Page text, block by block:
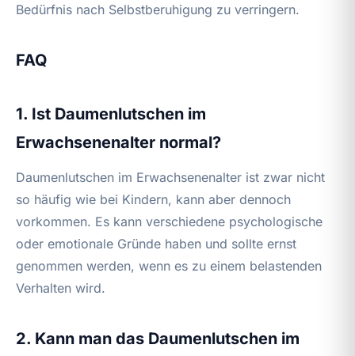
Bedürfnis nach Selbstberuhigung zu verringern.
FAQ
1. Ist Daumenlutschen im
Erwachsenenalter normal?
Daumenlutschen im Erwachsenenalter ist zwar nicht
so häufig wie bei Kindern, kann aber dennoch
vorkommen. Es kann verschiedene psychologische
oder emotionale Gründe haben und sollte ernst
genommen werden, wenn es zu einem belastenden
Verhalten wird.
2. Kann man das Daumenlutschen im